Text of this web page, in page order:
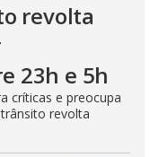
revolta
23h e 5h
críticas e preocupa
revolta